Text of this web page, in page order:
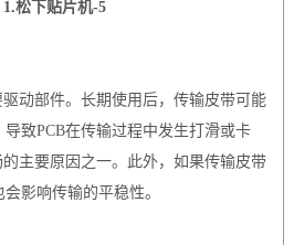
动部件。长期使用后，传输皮带可能
致PCB在传输过程中发生打滑或卡
主要原因之一。此外，如果传输皮带
影响传输的平稳性。